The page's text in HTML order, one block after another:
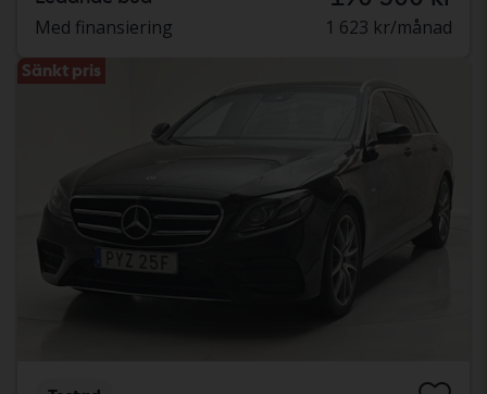
Med finansiering 1 623 kr/månad
Sänkt pris